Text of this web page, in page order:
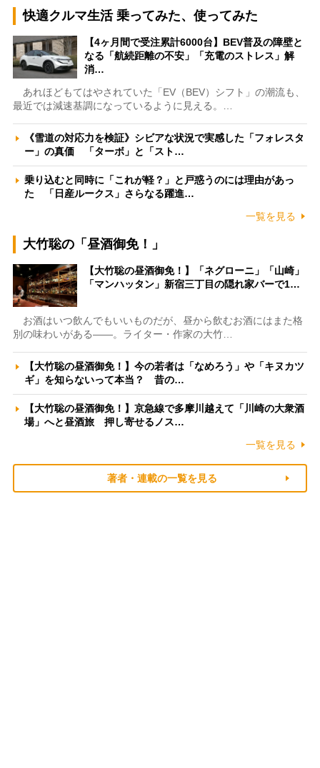
快適クルマ生活 乗ってみた、使ってみた
【4ヶ月間で受注累計6000台】BEV普及の障壁と
なる「航続距離の不安」「充電のストレス」解
消…
あれほどもてはやされていた「EV（BEV）シフト」の潮流も、
最近では減速基調になっているように見える。…
《雪道の対応力を検証》シビアな状況で実感した「フォレスタ
ー」の真価 「ターボ」と「スト…
乗り込むと同時に「これが軽？」と戸惑うのには理由があっ
た 「日産ルークス」さらなる躍進…
一覧を見る
大竹聡の「昼酒御免！」
【大竹聡の昼酒御免！】「ネグローニ」「山崎」
「マンハッタン」新宿三丁目の隠れ家バーで1…
お酒はいつ飲んでもいいものだが、昼から飲むお酒にはまた格
別の味わいがある――。ライター・作家の大竹…
【大竹聡の昼酒御免！】今の若者は「なめろう」や「キヌカツ
ギ」を知らないって本当？ 昔の…
【大竹聡の昼酒御免！】京急線で多摩川越えて「川崎の大衆酒
場」へと昼酒旅 押し寄せるノス…
一覧を見る
著者・連載の一覧を見る